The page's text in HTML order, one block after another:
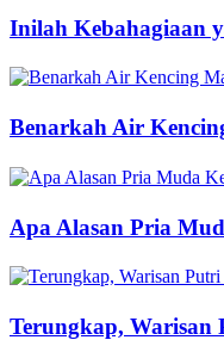
Inilah Kebahagiaan
Benarkah Air
Apa Alasan Pria
Terungkap, Warisan